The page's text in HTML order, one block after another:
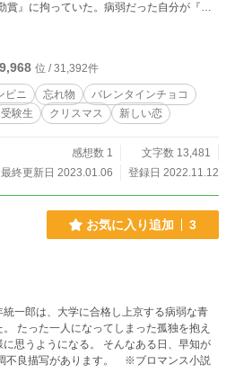
賞』に拘っていた。病弱だった自分が『健
できる唯一の物であると思っていたから
でクラスメイトの工藤が風邪をひき、受験
忘れ物』のコンビ
工藤と彼、叶との裏側と少しだけ未来の話
9,968 位 / 31,392件
ビニ 忘れ物
バレンタインチョコ
験生 クリスマス 新しい恋
感想数 1
文字数 13,481
最終更新日 2023.01.06
登録日 2022.11.12
お気に入り追加 3
一郎は、大学に合格し上京する病弱な青
たった一人になってしまった孤独を抱え
思うようになる。 そんなある日、早知が